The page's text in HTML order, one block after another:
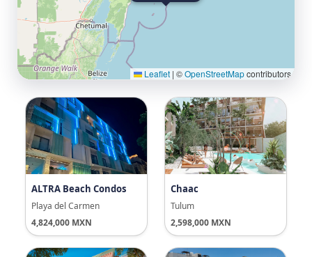
Leaflet | ©OpenStreetMapcontributors
ALTRA Beach Condos
Playa del Carmen
4,824,000 MXN
Chaac
Tulum
2,598,000 MXN